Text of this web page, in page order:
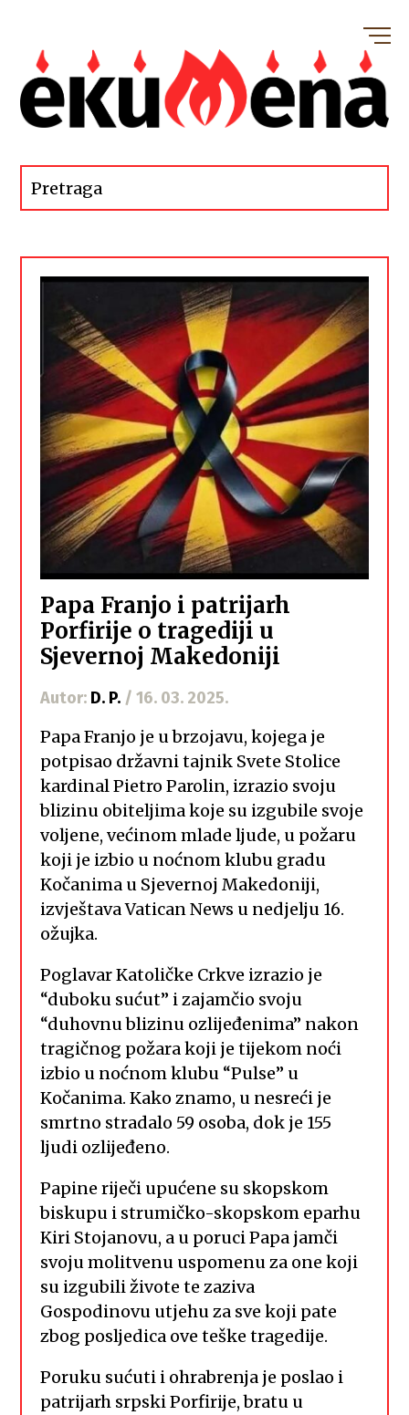
Papa Franjo i patrijarh
Porfirije o tragediji u
Sjevernoj Makedoniji
Autor: D. P. / 16. 03. 2025.
Papa Franjo je u brzojavu, kojega je
potpisao državni tajnik Svete Stolice
kardinal Pietro Parolin, izrazio svoju
blizinu obiteljima koje su izgubile svoje
voljene, većinom mlade ljude, u požaru
koji je izbio u noćnom klubu gradu
Kočanima u Sjevernoj Makedoniji,
izvještava Vatican News u nedjelju 16.
ožujka.
Poglavar Katoličke Crkve izrazio je
“duboku sućut” i zajamčio svoju
“duhovnu blizinu ozlijeđenima” nakon
tragičnog požara koji je tijekom noći
izbio u noćnom klubu “Pulse” u
Kočanima. Kako znamo, u nesreći je
smrtno stradalo 59 osoba, dok je 155
ljudi ozlijeđeno.
Papine riječi upućene su skopskom
biskupu i strumičko-skopskom eparhu
Kiri Stojanovu, a u poruci Papa jamči
svoju molitvenu uspomenu za one koji
su izgubili živote te zaziva
Gospodinovu utjehu za sve koji pate
zbog posljedica ove teške tragedije.
Poruku sućuti i ohrabrenja je poslao i
patrijarh srpski Porfirije, bratu u